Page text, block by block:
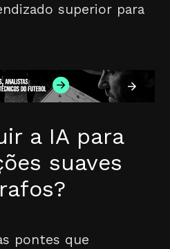
superior para
a IA para
suaves
pontes que